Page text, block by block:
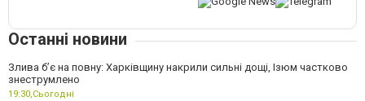
Останні новини
Злива б’є на повну: Харківщину накрили сильні дощі, Ізюм частково
знеструмлено
19:30,Сьогодні